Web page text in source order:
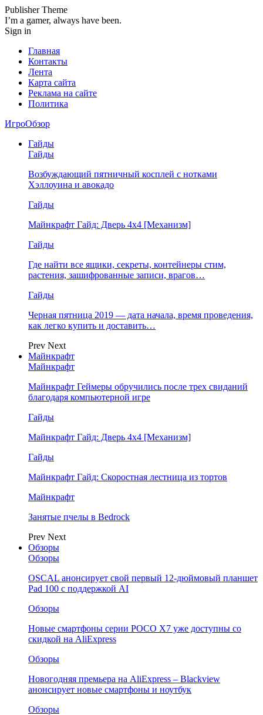
Publisher Theme
I’m a gamer, always have been.
Sign in
Главная
Контакты
Лента
Карта сайта
Реклама на сайте
Политика
ИгроОбзор
Гайды
Гайды
Возбуждающий пятничный косплей с нотками
Хэллоуина и авокадо
Гайды
Майнкрафт Гайд: Дверь 4х4 [Механизм]
Гайды
Где найти все ящики, секреты, контейнеры стим,
растения, зашифрованные записи, врагов…
Гайды
Черная пятница 2019 — дата начала, время проведения,
как легко купить и доставить…
Prev Next
Майнкрафт
Майнкрафт
Майнкрафт Геймеры обручились после трех свиданий
благодаря компьютерной игре
Гайды
Майнкрафт Гайд: Дверь 4х4 [Механизм]
Гайды
Майнкрафт Гайд: Скоростная лестница из тортов
Майнкрафт
Занятые пчелы в Bedrock
Prev Next
Обзоры
Обзоры
OSCAL анонсирует свой первый 12-дюймовый планшет
Pad 100 с поддержкой AI
Обзоры
Новые смартфоны серии POCO X7 уже доступны со
скидкой на AliExpress
Обзоры
Новогодняя премьера на AliExpress – Blackview
анонсирует новые смартфоны и ноутбук
Обзоры